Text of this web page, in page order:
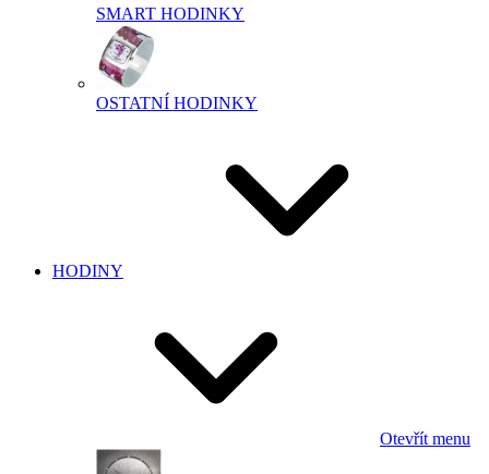
SMART HODINKY
OSTATNÍ HODINKY
HODINY
Otevřít menu